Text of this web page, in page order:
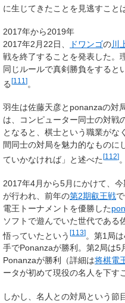
に生じてきたことを見逃すこと
2017年から2019年
2017年2月22日、
ドワンゴの川
戦を終了することを発表した。
同じルールで真剣勝負をすると
る[111 ]。
羽生は佐藤天彦とponanzaの対
は、コンピューター同士の対戦
となると、棋士という職業がな
間同士の対局を魅力的なものに
ていかなければ」と述べた [112] 。
2017年4月から5月にかけて、
が行われ、前年の第2期叡王戦
電王トーナメントを優勝した
ソフトで遊んでいた世代である
悟っていたという [113]。第1局
手でPonanzaが勝利。第2局は5
Ponanzaが勝利（詳細は将棋電
ータが初めて現役の名人を下す
しかし、名人との対局という節